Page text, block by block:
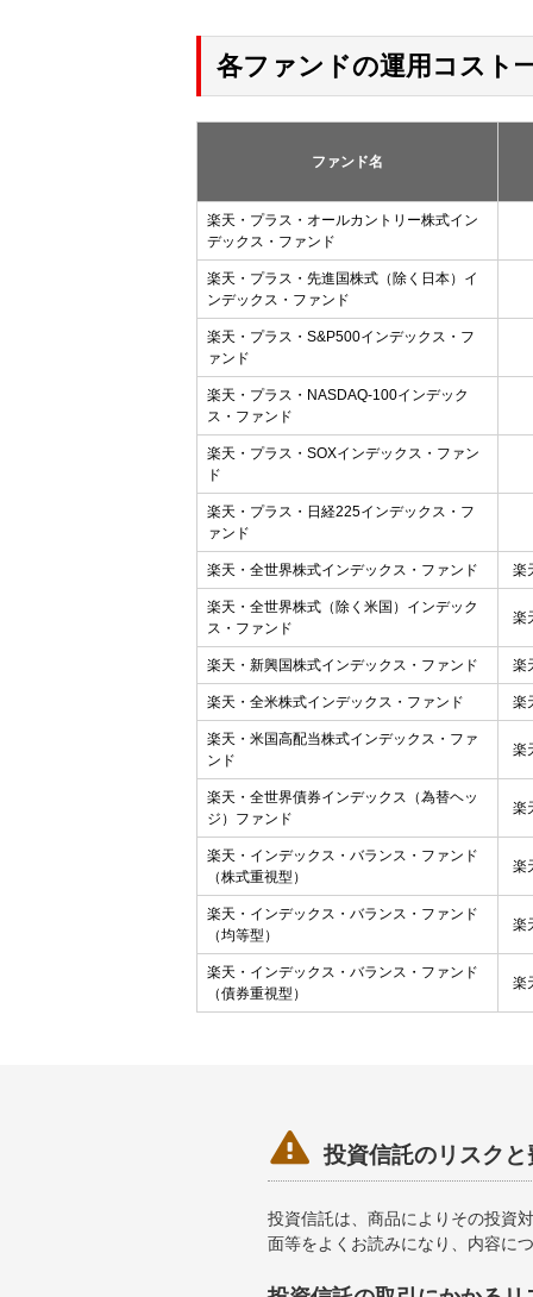
各ファンドの運用コスト
ファンド名
楽天・プラス・オールカントリー株式イン
デックス・ファンド
楽天・プラス・先進国株式（除く日本）イ
ンデックス・ファンド
楽天・プラス・S&P500インデックス・フ
ァンド
楽天・プラス・NASDAQ-100インデック
ス・ファンド
楽天・プラス・SOXインデックス・ファン
ド
楽天・プラス・日経225インデックス・フ
ァンド
楽天・全世界株式インデックス・ファンド 楽
楽天・全世界株式（除く米国）インデック
ス・ファンド
楽
楽天・新興国株式インデックス・ファンド 楽
楽天・全米株式インデックス・ファンド 楽
楽天・米国高配当株式インデックス・ファ
ンド
楽
楽天・全世界債券インデックス（為替ヘッ
ジ）ファンド
楽
楽天・インデックス・バランス・ファンド
（株式重視型）
楽
楽天・インデックス・バランス・ファンド
（均等型）
楽
楽天・インデックス・バランス・ファンド
（債券重視型）
楽
 投資信託のリスク
投資信託は、商品によりその投資
面等をよくお読みになり、内容に